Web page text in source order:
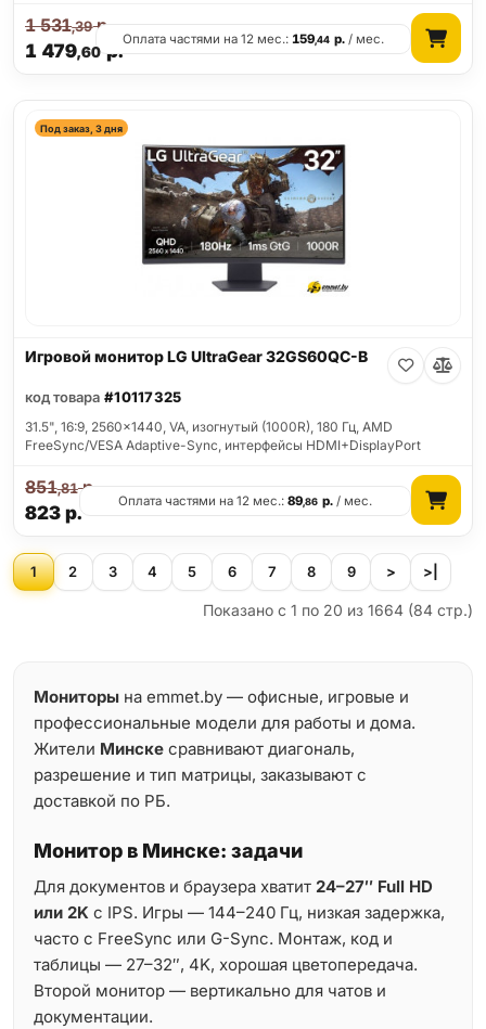
1 479,60 р.
1 531,39р.
Оплата частями на 12 мес.:159,44 р./ мес.
Под заказ, 3 дня
Игровой монитор LG UltraGear 32GS60QC-B
код товара #10117325
31.5", 16:9, 2560x1440, VA, изогнутый (1000R), 180 Гц, AMD
FreeSync/VESA Adaptive-Sync, интерфейсы HDMI+DisplayPort
823р.
851,81р.
Оплата частями на 12 мес.:89,86 р./ мес.
1 2 3 4 5 6 7 8 9 > >|
Показано с 1 по 20 из 1664 (84 стр.)
Мониторы на emmet.by — офисные, игровые и
профессиональные модели для работы и дома.
Жители Минске сравнивают диагональ,
разрешение и тип матрицы, заказывают с
доставкой по РБ.
Монитор в Минске: задачи
Для документов и браузера хватит 24–27″ Full HD
или 2K с IPS. Игры — 144–240 Гц, низкая задержка,
часто с FreeSync или G-Sync. Монтаж, код и
таблицы — 27–32″, 4K, хорошая цветопередача.
Второй монитор — вертикально для чатов и
документации.